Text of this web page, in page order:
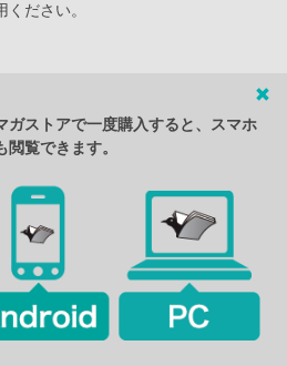
ださい。
ガストアで一度購入すると、スマホ
覧できます。